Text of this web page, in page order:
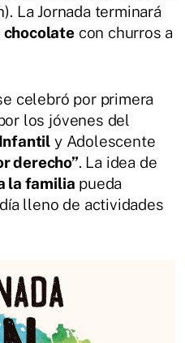
La Jornada terminará
chocolatecon churros a
celebró por primera
los jóvenes del
y Adolescente
derecho”. La idea de
la familia pueda
lleno de actividades